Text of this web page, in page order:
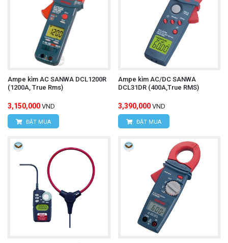
Ampe kìm AC SANWA DCL1200R
(1200A, True Rms)
3,150,000 VND
ĐẶT MUA
Ampe kìm AC/DC SANWA
DCL31DR (400A,True RMS)
3,390,000 VND
ĐẶT MUA